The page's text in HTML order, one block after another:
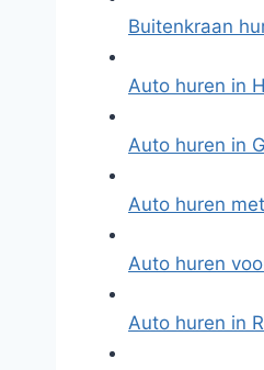
Buitenkraan
Auto huren in
Auto huren in
Auto huren
Auto huren
Auto huren in